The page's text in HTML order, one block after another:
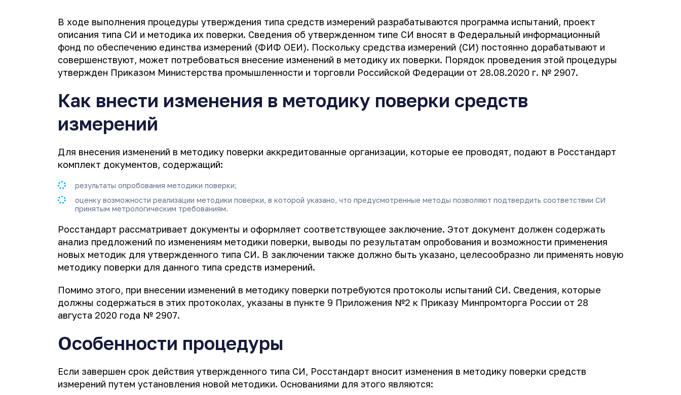
В ходе выполнения процедуры утверждения типа средств измерений разрабатываются программа испытаний, проект
описания типа СИ и методика их поверки. Сведения об утвержденном типе СИ вносят в Федеральный информационный
фонд по обеспечению единства измерений (ФИФ ОЕИ). Поскольку средства измерений (СИ) постоянно дорабатывают и
совершенствуют, может потребоваться внесение изменений в методику их поверки. Порядок проведения этой процедуры
утвержден Приказом Министерства промышленности и торговли Российской Федерации от 28.08.2020 г. № 2907.
Как внести изменения в методику поверки средств
измерений
Для внесения изменений в методику поверки аккредитованные организации, которые ее проводят, подают в Росстандарт
комплект документов, содержащий:
результаты опробования методики поверки;
оценку возможности реализации методики поверки, в которой указано, что предусмотренные методы позволяют подтвердить соответствии СИ
принятым метрологическим требованиям.
Росстандарт рассматривает документы и оформляет соответствующее заключение. Этот документ должен содержать
анализ предложений по изменениям методики поверки, выводы по результатам опробования и возможности применения
новых методик для утвержденного типа СИ. В заключении также должно быть указано, целесообразно ли применять новую
методику поверки для данного типа средств измерений.
Помимо этого, при внесении изменений в методику поверки потребуются протоколы испытаний СИ. Сведения, которые
должны содержаться в этих протоколах, указаны в пункте 9 Приложения №2 к Приказу Минпромторга России от 28
августа 2020 года № 2907.
Особенности процедуры
Если завершен срок действия утвержденного типа СИ, Росстандарт вносит изменения в методику поверки средств
измерений путем установления новой методики. Основаниями для этого являются: